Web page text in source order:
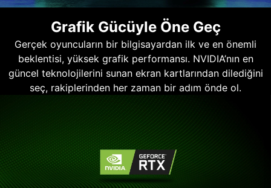
Grafik Gücüyle Öne Geç
Gerçek oyuncuların bir bilgisayardan ilk ve en önemli
beklentisi, yüksek grafik performansı. NVIDIA’nın en
güncel teknolojilerini sunan ekran kartlarından dilediğini
seç, rakiplerinden her zaman bir adım önde ol.